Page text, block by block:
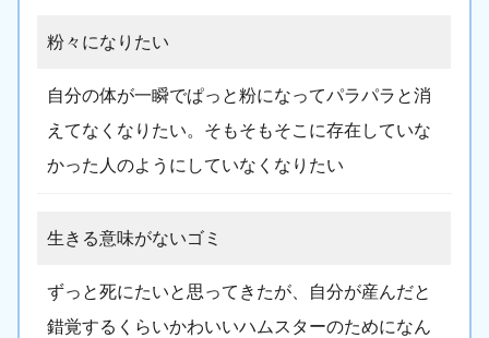
粉々になりたい
自分の体が一瞬でぱっと粉になってパラパラと消
えてなくなりたい。そもそもそこに存在していな
かった人のようにしていなくなりたい
生きる意味がないゴミ
ずっと死にたいと思ってきたが、自分が産んだと
錯覚するくらいかわいいハムスターのためになん